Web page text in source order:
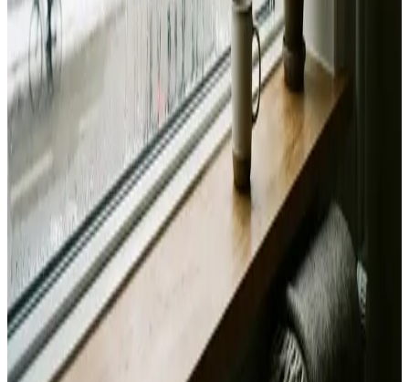
Svar inden 24 timer